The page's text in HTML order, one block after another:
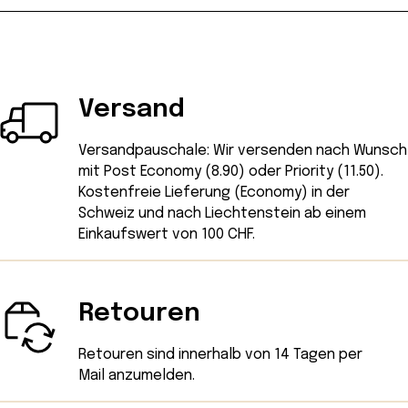
Versand
Versandpauschale: Wir versenden nach Wunsch
mit Post Economy (8.90) oder Priority (11.50).
Kostenfreie Lieferung (Economy) in der
Schweiz und nach Liechtenstein ab einem
Einkaufswert von 100 CHF.
Retouren
Retouren sind innerhalb von 14 Tagen per
Mail anzumelden.